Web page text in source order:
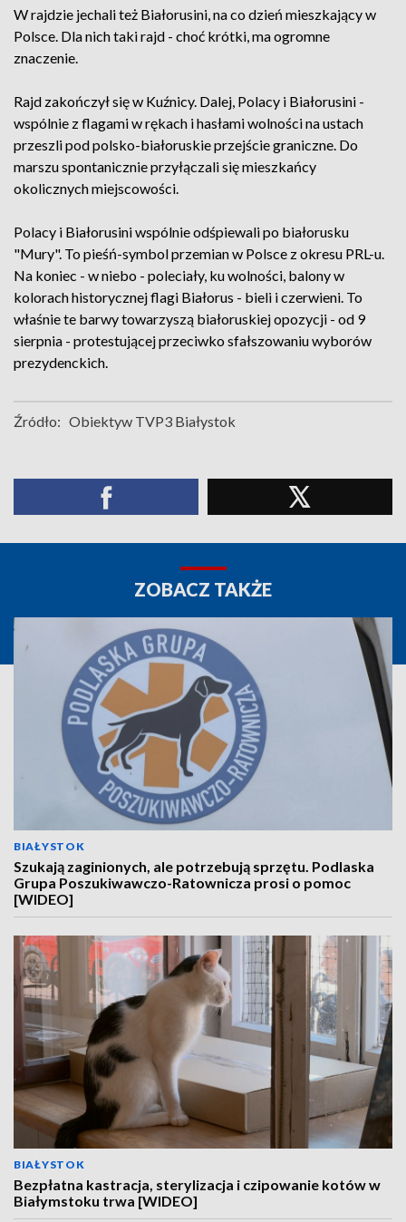
W rajdzie jechali też Białorusini, na co dzień mieszkający w
Polsce. Dla nich taki rajd - choć krótki, ma ogromne
znaczenie.
Rajd zakończył się w Kuźnicy. Dalej, Polacy i Białorusini -
wspólnie z flagami w rękach i hasłami wolności na ustach
przeszli pod polsko-białoruskie przejście graniczne. Do
marszu spontanicznie przyłączali się mieszkańcy
okolicznych miejscowości.
Polacy i Białorusini wspólnie odśpiewali po białorusku
"Mury". To pieśń-symbol przemian w Polsce z okresu PRL-u.
Na koniec - w niebo - poleciały, ku wolności, balony w
kolorach historycznej flagi Białorus - bieli i czerwieni. To
właśnie te barwy towarzyszą białoruskiej opozycji - od 9
sierpnia - protestującej przeciwko sfałszowaniu wyborów
prezydenckich.
Źródło: Obiektyw TVP3 Białystok
ZOBACZ TAKŻE
BIAŁYSTOK
Szukają zaginionych, ale potrzebują sprzętu. Podlaska
Grupa Poszukiwawczo-Ratownicza prosi o pomoc
[WIDEO]
BIAŁYSTOK
Bezpłatna kastracja, sterylizacja i czipowanie kotów w
Białymstoku trwa [WIDEO]